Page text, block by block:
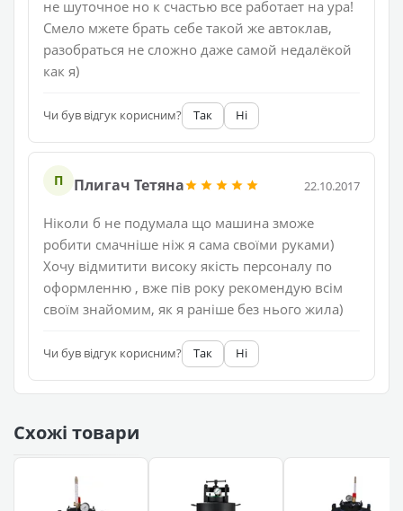
не шуточное но к счастью все работает на ура!
Смело мжете брать себе такой же автоклав,
разобраться не сложно даже самой недалёкой
как я)
Чи був відгук корисним? Так Ні
П Плигач Тетяна 22.10.2017
Ніколи б не подумала що машина зможе
робити смачніше ніж я сама своїми руками)
Хочу відмитити високу якість персоналу по
оформленню , вже пів року рекомендую всім
своїм знайомим, як я раніше без нього жила)
Чи був відгук корисним? Так Ні
Схожі товари